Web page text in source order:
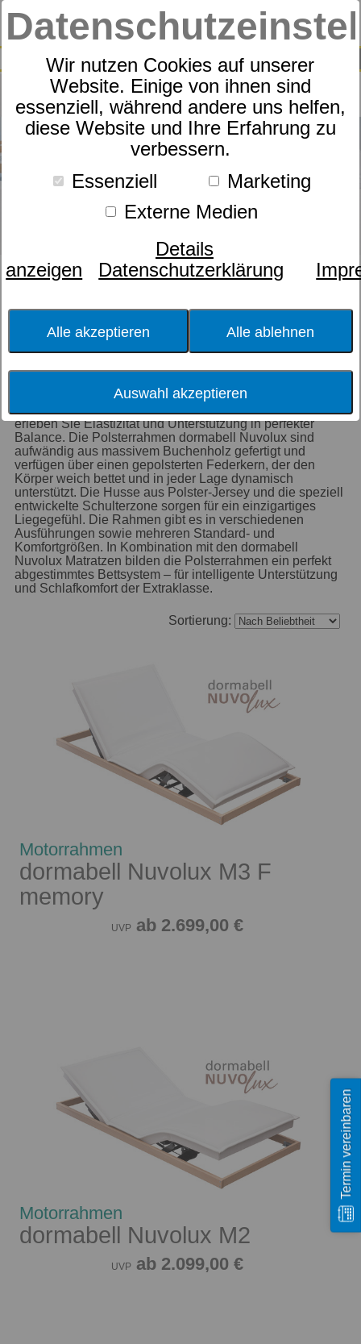
Wir nutzen Cookies auf unserer
Website. Einige von ihnen sind
essenziell, während andere uns helfen,
diese Website und Ihre Erfahrung zu
verbessern.
Essenziell
Marketing
Externe Medien
Details
anzeigen
Datenschutzerklärung
Alle akzeptieren Alle ablehnen
Auswahl akzeptieren
SUCHE
0
Größe
Motorbedienung
Verstellmöglichkeit
dormabell Nuvolux
Gönnen Sie sich ganz besonderen Schlafkomfort und
erleben Sie Elastizität und Unterstützung in perfekter
Balance. Die Polsterrahmen dormabell Nuvolux sind
aufwändig aus massivem Buchenholz gefertigt und
verfügen über einen gepolsterten Federkern, der den
Körper weich bettet und in jeder Lage dynamisch
unterstützt. Die Husse aus Polster-Jersey und die speziell
entwickelte Schulterzone sorgen für ein einzigartiges
Liegegefühl. Die Rahmen gibt es in verschiedenen
Ausführungen sowie mehreren Standard- und
Komfortgrößen. In Kombination mit den dormabell
Nuvolux Matratzen bilden die Polsterrahmen ein perfekt
abgestimmtes Bettsystem – für intelligente Unterstützung
und Schlafkomfort der Extraklasse.
Sortierung:
Motorrahmen
dormabell Nuvolux M3 F
memory
UVP ab 2.699,00 €
Motorrahmen
dormabell Nuvolux M2
UVP ab 2.099,00 €
Termin vereinbaren